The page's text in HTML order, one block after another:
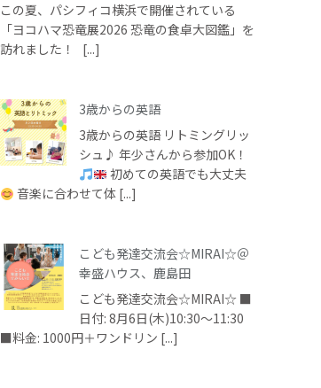
この夏、パシフィコ横浜で開催されている
「ヨコハマ恐竜展2026 恐竜の食卓大図鑑」を
訪れました！ [...]
3歳からの英語
3歳からの英語 リトミングリッ
シュ♪ 年少さんから参加OK！
初めての英語でも大丈夫
音楽に合わせて体 [...]
こども発達交流会☆MIRAI☆＠
幸盛ハウス、鹿島田
こども発達交流会☆MIRAI☆ ■
日付: 8月6日(木)10:30～11:30
■料金: 1000円＋ワンドリン [...]